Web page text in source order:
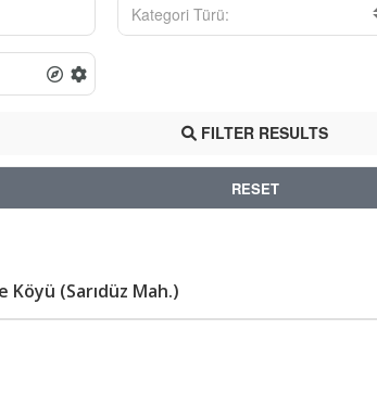
Kategori Türü:
FILTER RESULTS
RESET
(Sarıdüz Mah.)